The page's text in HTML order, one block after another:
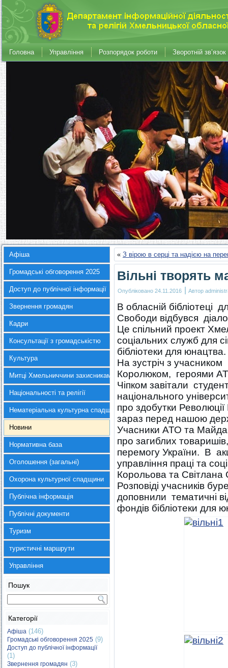
Головна Управління Розпорядок роботи Зворотній зв’язок
Афіша
Громадські обговорення 2025
Доступ до публічної інформації
Звернення громадян
Кадри
Консультації з громадськістю
Культура
Митці Хмельниччини захисникам України
Національності та релігії
Нематеріальна культурна спадщина
Новини
Нормативна база
Оголошення (загальні)
Охорона культурної спадщини
Публічна інформація
Публічні документи
Туризм
туристичні маршрути
Управління
Пошук
Категорії
Афіша (146)
Громадські обговорення 2025 (9)
Доступ до публічної інформації
(1)
Звернення громадян (3)
« З вірою в серці та надією на
Вільні творять
Опубліковано 24.11.2016 | Автор
В обласній бібліотеці
Свободи відбувся
Це спільний проект
соціальних служб для
бібліотеки для юнацтва.
На зустріч з учасником
Королюком, героями
Чіпком завітали
національного
про здобутки
зараз перед нашою
Учасники АТО та
про загиблих
перемогу України. В
управління праці та
Корольова та Світлана
Розповіді учасників
доповнили тематичні
фондів бібліотеки для